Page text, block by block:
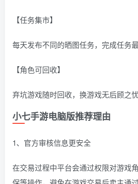
【任务集市】
每天发布不同的晒图任务，完成任务
【角色可回收】
弃坑游戏随时回收，换游戏无后顾之
小七手游电脑版推荐理由
1、官方审核信息更安全
在交易过程中平台会通过权限对游戏